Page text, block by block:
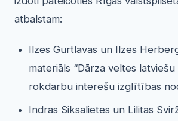
atbalstam:
Ilzes Gurtlavas un Ilzes
materiāls “Dārza veltes
rokdarbu interešu izglītības
Indras Siksalietes un Lilitas